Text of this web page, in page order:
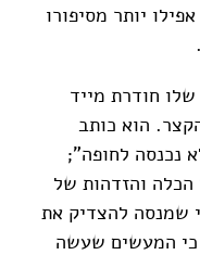
יותר מסיפורו
שלו חודרת מייד
הוא כותב
נכנסה לחופה";
הכלה והזדהות של
שמנסה להצדיק את
כי המעשים שעשה